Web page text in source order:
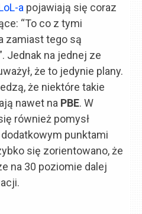
a pojawiają się coraz
“To co z tymi
zamiast tego są
Jednak na jednej ze
że to jedynie plany.
że niektóre takie
nawet na PBE. W
również pomysł
punktami
się zorientowano, że
na 30 poziomie dalej